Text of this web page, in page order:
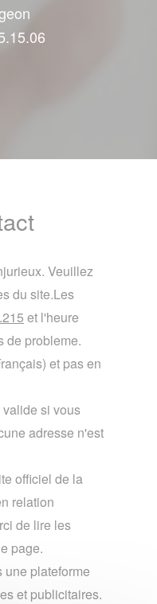
Veuillez
du site.Les
et l'heure
de probleme.
et pas en
si vous
adresse n'est
officiel de la
relation
de lire les
page.
une plateforme
et publicitaires.